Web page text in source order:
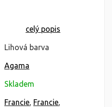
celý popis
Lihová barva
Agama
Skladem
Francie, Francie,